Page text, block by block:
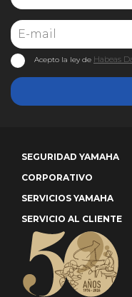
Acepto la ley de Habeas
SEGURIDAD YAMAHA
CORPORATIVO
SERVICIOS YAMAHA
SERVICIO AL CLIENTE